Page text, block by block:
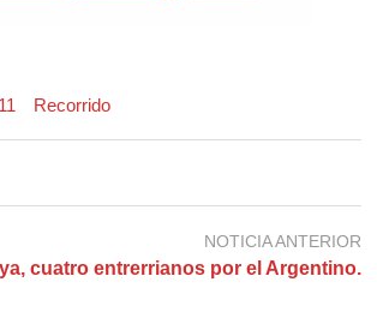
Recorrido
NOTICIA ANTERIOR
cuatro entrerrianos por el Argentino.